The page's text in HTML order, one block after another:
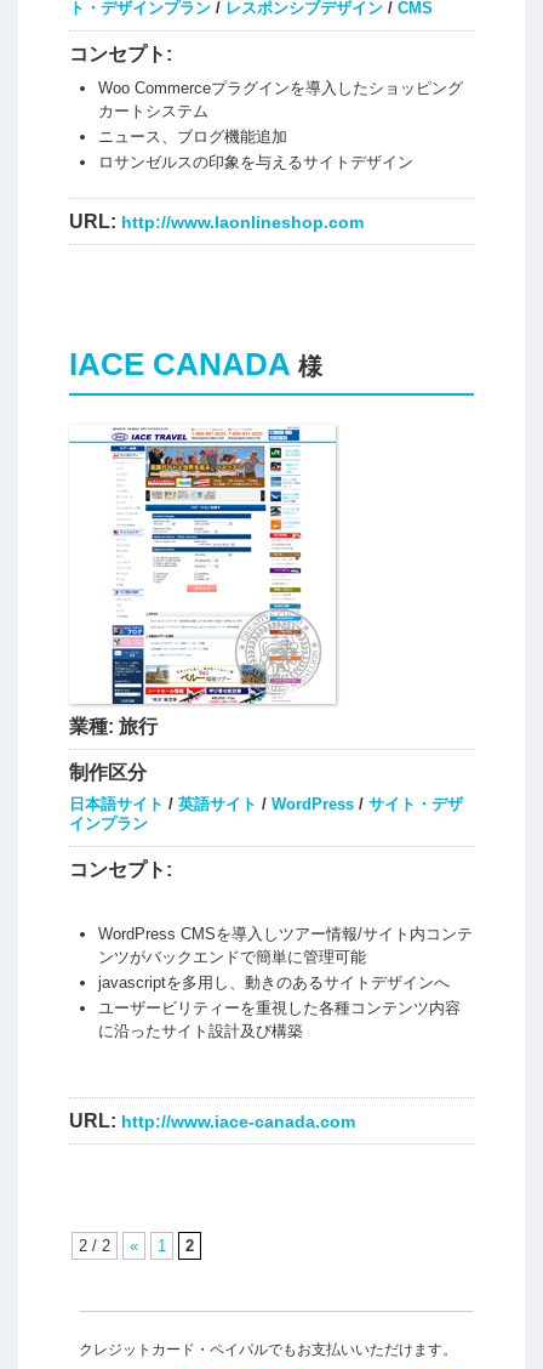
ト・デザインプラン/ レスポンシブデザイン/ CMS
コンセプト:
Woo Commerceプラグインを導入したショッピング
カートシステム
ニュース、ブログ機能追加
ロサンゼルスの印象を与えるサイトデザイン
URL: http://www.laonlineshop.com
IACE CANADA 様
業種: 旅行
制作区分
日本語サイト / 英語サイト / WordPress/ サイト・デザ
インプラン
コンセプト:
WordPress CMSを導入しツアー情報/サイト内コンテ
ンツがバックエンドで簡単に管理可能
javascriptを多用し、動きのあるサイトデザインへ
ユーザービリティーを重視した各種コンテンツ内容
に沿ったサイト設計及び構築
URL: http://www.iace-canada.com
2 / 2 « 1 2
クレジットカード・ペイパルでもお支払いいただけます。